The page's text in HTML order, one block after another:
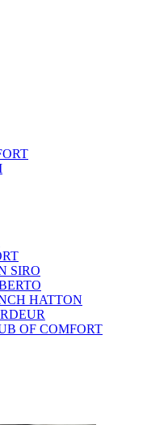
SIRO
HATTON
OF COMFORT